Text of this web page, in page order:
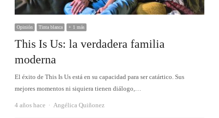
Opinión Tinta blanca + 1 más
This Is Us: la verdadera familia
moderna
El éxito de This Is Us está en su capacidad para ser catártico. Sus
mejores momentos ni siquiera tienen diálogo,…
4 años hace Autor
Angélica Quiñonez